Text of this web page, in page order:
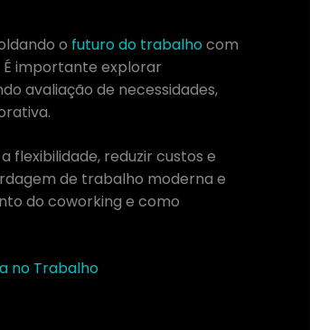
o futuro do trabalho com
É importante explorar
avaliação de necessidades,
flexibilidade, reduzir custos e
de trabalho moderna e
do coworking e como
no Trabalho